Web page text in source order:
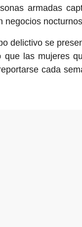
armadas
negocios
delictivo se
que las mujeres
cada